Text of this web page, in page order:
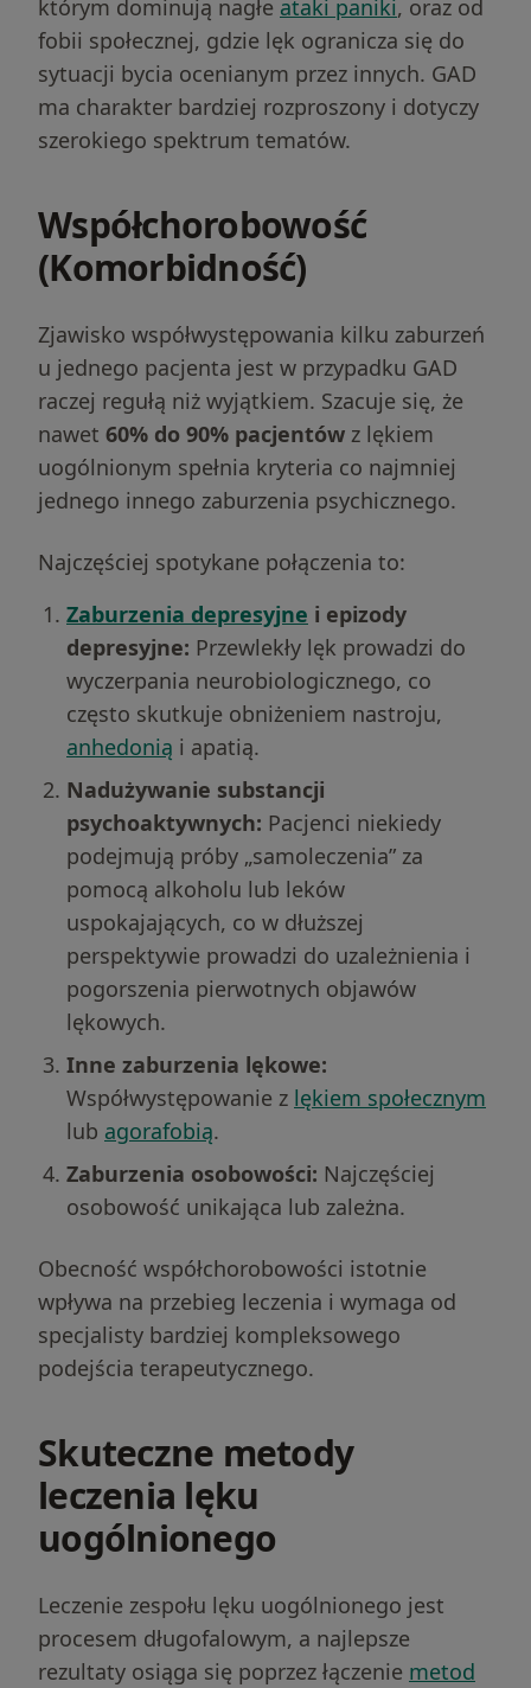
którym dominują nagłe ataki paniki, oraz od
fobii społecznej, gdzie lęk ogranicza się do
sytuacji bycia ocenianym przez innych. GAD
ma charakter bardziej rozproszony i dotyczy
szerokiego spektrum tematów.
Współchorobowość
(Komorbidność)
Zjawisko współwystępowania kilku zaburzeń
u jednego pacjenta jest w przypadku GAD
raczej regułą niż wyjątkiem. Szacuje się, że
nawet 60% do 90% pacjentów z lękiem
uogólnionym spełnia kryteria co najmniej
jednego innego zaburzenia psychicznego.
Najczęściej spotykane połączenia to:
Zaburzenia depresyjne i epizody
depresyjne: Przewlekły lęk prowadzi do
wyczerpania neurobiologicznego, co
często skutkuje obniżeniem nastroju,
anhedonią i apatią.
Nadużywanie substancji
psychoaktywnych: Pacjenci niekiedy
podejmują próby „samoleczenia” za
pomocą alkoholu lub leków
uspokajających, co w dłuższej
perspektywie prowadzi do uzależnienia i
pogorszenia pierwotnych objawów
lękowych.
Inne zaburzenia lękowe:
Współwystępowanie z lękiem społecznym
lub agorafobią.
Zaburzenia osobowości: Najczęściej
osobowość unikająca lub zależna.
Obecność współchorobowości istotnie
wpływa na przebieg leczenia i wymaga od
specjalisty bardziej kompleksowego
podejścia terapeutycznego.
Skuteczne metody
leczenia lęku
uogólnionego
Leczenie zespołu lęku uogólnionego jest
procesem długofalowym, a najlepsze
rezultaty osiąga się poprzez łączenie metod